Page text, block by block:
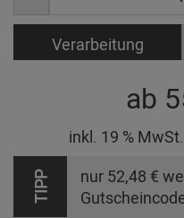
Verarbeitung
ab
inkl. 19 %
TIPP nur 52,48 €